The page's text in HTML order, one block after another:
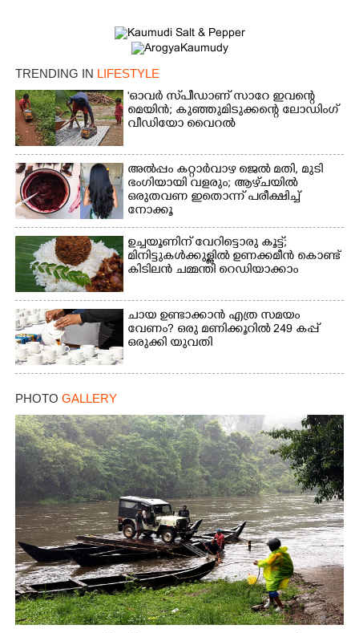
TRENDING IN LIFESTYLE
'ഓവർ സ്‌പീഡാണ് സാറേ ഇവന്റെ
മെയിൻ; കുഞ്ഞുമിടുക്കന്റെ ലോഡിംഗ്
വീഡിയോ വൈറൽ
അൽപ്പം കറ്റാർവാഴ ജെൽ മതി, മുടി
ഭംഗിയായി വളരും; ആഴ്‌ചയിൽ
ഒരുതവണ ഇതൊന്ന് പരീക്ഷിച്ച്
നോക്കൂ
ഉച്ചയൂണിന് വേറിട്ടൊരു കൂട്ട്;
മിനിട്ടുകൾക്കുള്ളിൽ ഉണക്കമീൻ കൊണ്ട്
കിടിലൻ ചമ്മന്തി റെഡിയാക്കാം
ചായ ഉണ്ടാക്കാൻ എത്ര സമയം
വേണം? ഒരു മണിക്കൂറിൽ 249 കപ്പ്
ഒരുക്കി യുവതി
PHOTO GALLERY
Copy Link